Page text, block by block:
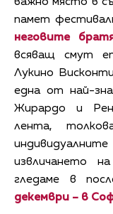
памет
неговите
всяващ смут
Лукино
една от най-
Жирардо и
лента,
извличането
гледаме в
декември – в